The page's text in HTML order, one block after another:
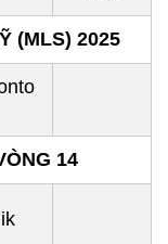
(MLS) 2025
14